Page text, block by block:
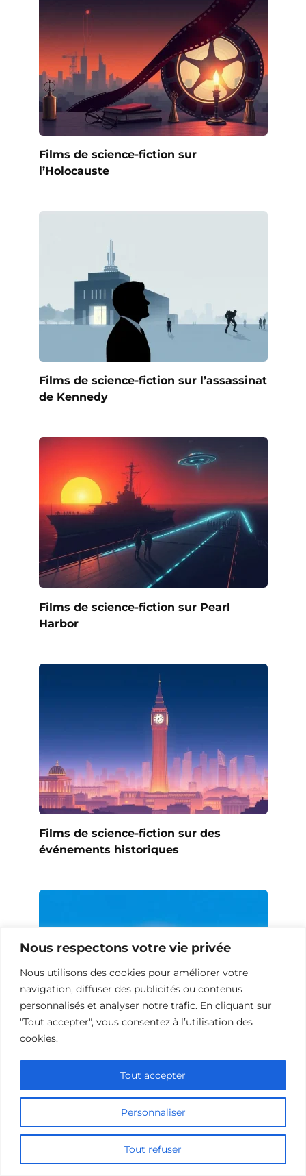
Nous respectons votre vie privée
Nous utilisons des cookies pour améliorer votre
navigation, diffuser des publicités ou contenus
personnalisés et analyser notre trafic. En cliquant sur
"Tout accepter", vous consentez à l’utilisation des
cookies.
Personnaliser
Tout refuser
Tout accepter
Films de science-fiction sur
l’Holocauste
Films de science-fiction sur l’assassinat
de Kennedy
Films de science-fiction sur Pearl
Harbor
Films de science-fiction sur des
événements historiques
Films de science-fiction sur le bonheur